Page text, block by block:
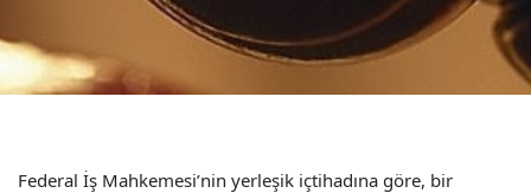
Federal İş Mahkemesi’nin yerleşik içtihadına göre, bir